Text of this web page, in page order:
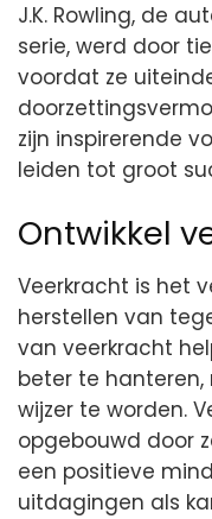
J.K. Rowling, de
serie, werd door
voordat ze
zijn inspirerende
leiden tot groot
Ontwikkel
Veerkracht is het
herstellen van
van veerkracht
beter te hanteren,
wijzer te worden.
opgebouwd door
een positieve
uitdagingen als